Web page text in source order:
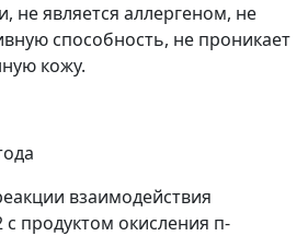
не является аллергеном, не
способность, не проникает
кожу.
взаимодействия
продуктом окисления п-